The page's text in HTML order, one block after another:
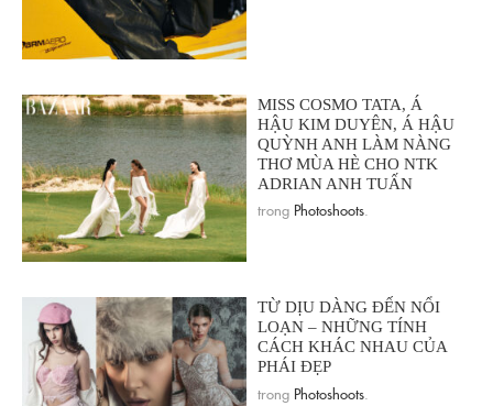
MISS COSMO TATA, Á
HẬU KIM DUYÊN, Á HẬU
QUỲNH ANH LÀM NÀNG
THƠ MÙA HÈ CHO NTK
ADRIAN ANH TUẤN
trong Photoshoots
TỪ DỊU DÀNG ĐẾN NỔI
LOẠN – NHỮNG TÍNH
CÁCH KHÁC NHAU CỦA
PHÁI ĐẸP
trong Photoshoots